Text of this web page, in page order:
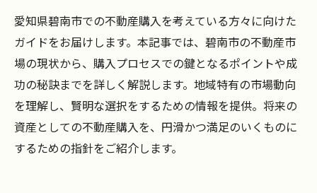
愛知県碧南市での不動産購入を考えている方々に向けた
ガイドをお届けします。本記事では、碧南市の不動産市
場の現状から、購入プロセスでの鍵となるポイントや成
功の秘訣までを詳しく解説します。地域特有の市場動向
を理解し、賢明な選択をするための情報を提供。将来の
資産としての不動産購入を、円滑かつ満足のいくものに
するための指針をご紹介します。